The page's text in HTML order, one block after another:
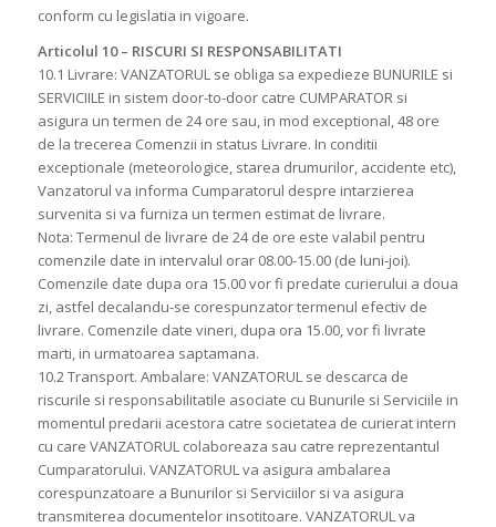
conform cu legislatia in vigoare.
Articolul 10 – RISCURI SI RESPONSABILITATI
10.1 Livrare: VANZATORUL se obliga sa expedieze BUNURILE si
SERVICIILE in sistem door-to-door catre CUMPARATOR si
asigura un termen de 24 ore sau, in mod exceptional, 48 ore
de la trecerea Comenzii in status Livrare. In conditii
exceptionale (meteorologice, starea drumurilor, accidente etc),
Vanzatorul va informa Cumparatorul despre intarzierea
survenita si va furniza un termen estimat de livrare.
Nota: Termenul de livrare de 24 de ore este valabil pentru
comenzile date in intervalul orar 08.00-15.00 (de luni-joi).
Comenzile date dupa ora 15.00 vor fi predate curierului a doua
zi, astfel decalandu-se corespunzator termenul efectiv de
livrare. Comenzile date vineri, dupa ora 15.00, vor fi livrate
marti, in urmatoarea saptamana.
10.2 Transport. Ambalare: VANZATORUL se descarca de
riscurile si responsabilitatile asociate cu Bunurile si Serviciile in
momentul predarii acestora catre societatea de curierat intern
cu care VANZATORUL colaboreaza sau catre reprezentantul
Cumparatorului. VANZATORUL va asigura ambalarea
corespunzatoare a Bunurilor si Serviciilor si va asigura
transmiterea documentelor insotitoare. VANZATORUL va